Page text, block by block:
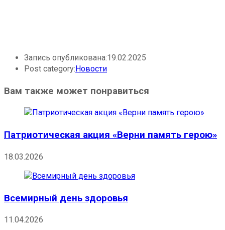
Запись опубликована:19.02.2025
Post category:Новости
Вам также может понравиться
Патриотическая акция «Верни память герою»
18.03.2026
Всемирный день здоровья
11.04.2026